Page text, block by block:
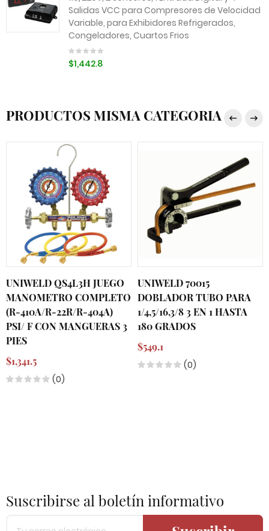
Salidas VCC para Compresores de Velocidad
Variable, para Exhibidores Refrigerados,
Congeladores, Cuartos Frios
$1,442.8
PRODUCTOS MISMA CATEGORIA
UNIWELD QS4L3H JUEGO
MANOMETRO COMPLETO
(R-410A/R-22R/R-404A)
PSI/ F CON MANGUERAS 3
PIES
$1,341.5
(0)
UNIWELD 70015
DOBLADOR TUBO PARA
1/4,5/16,3/8 3 EN 1 HASTA
180 GRADOS
$549.1
(0)
Suscribirse al boletín informativo